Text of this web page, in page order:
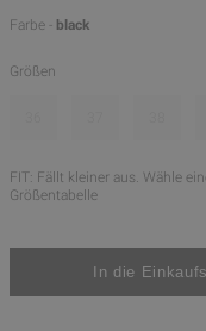
Farbe - black
Größen
FIT: Fällt kleiner aus. Wähle
Größentabelle